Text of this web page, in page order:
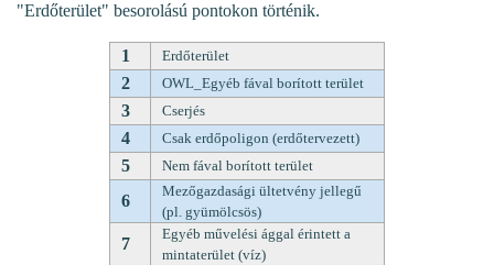
"Erdőterület" besorolású pontokon történik.
1 Erdőterület
2 OWL_Egyéb fával borított terület
3 Cserjés
4 Csak erdőpoligon (erdőtervezett)
5 Nem fával borított terület
6
Mezőgazdasági ültetvény jellegű
(pl. gyümölcsös)
7
Egyéb művelési ággal érintett a
mintaterület (víz)